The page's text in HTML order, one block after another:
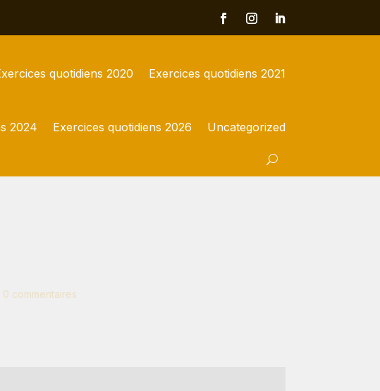
quotidiens 2020 Exercices quotidiens 2021
2024 Exercices quotidiens 2026 Uncategorized
0 commentaires